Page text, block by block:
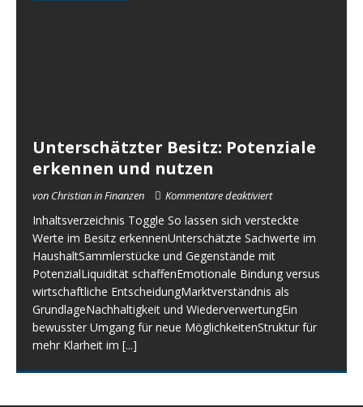
Unterschätzter Besitz: Potenziale
erkennen und nutzen
von Christian in Finanzen Kommentare deaktiviert
Inhaltsverzeichnis Toggle So lassen sich versteckte
Werte im Besitz erkennenUnterschätzte Sachwerte im
HaushaltSammlerstücke und Gegenstände mit
PotenzialLiquidität schaffenEmotionale Bindung versus
wirtschaftliche EntscheidungMarktverständnis als
GrundlageNachhaltigkeit und WiederverwertungEin
bewusster Umgang für neue MöglichkeitenStruktur für
mehr Klarheit im [...]